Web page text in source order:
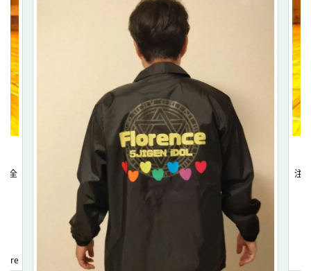
全 注